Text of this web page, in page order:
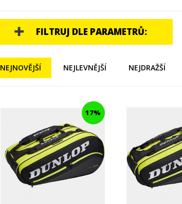
FILTRUJ DLE PARAMETRŮ:
NEJNOVĚJŠÍ NEJLEVNĚJŠÍ NEJDRAŽŠÍ
17%